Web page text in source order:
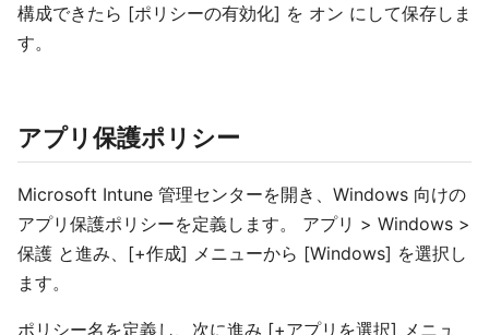
構成できたら [ポリシーの有効化] を オン にして保存しま
す。
アプリ保護ポリシー
Microsoft Intune 管理センターを開き、Windows 向けの
アプリ保護ポリシーを定義します。 アプリ > Windows >
保護 と進み、[+作成] メニューから [Windows] を選択し
ます。
ポリシー名を定義し、次に進み [+アプリを選択] メニュ